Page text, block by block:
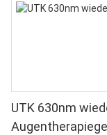
UTK 630nm